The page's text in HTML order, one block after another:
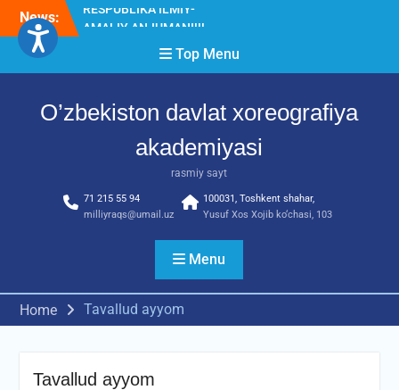
Skip
content
News:
Diqqat e’lon!
2026” tadbiri bo‘lib o‘tdi
RESPUBLIKA ILMIY-
Top Menu
O’zbekiston davlat xoreografiya
akademiyasi
rasmiy sayt
71 215 55 94
milliyraqs@umail.uz
100031, Toshkent shahar,
Yusuf Xos Xojib ko‘chasi, 103
Menu
Home Tavallud ayyom
Tavallud ayyom